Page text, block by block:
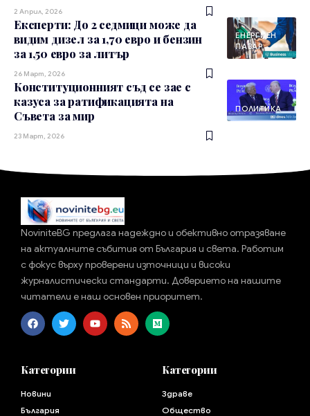
2 Април, 2026
ЕНЕРГИЕН
ПАЗАР
Експерти: До 2 седмици може да
видим дизел за 1,70 евро и бензин
за 1,50 евро за литър
26 Март, 2026
ПОЛИТИКА
Конституционният съд се зае с
казуса за ратификацията на
Съвета за мир
23 Март, 2026
NoviniteBG предлага надеждно и обективно отразяване
на актуалните събития от България и света. Работим
с фокус върху проверени източници и високи
журналистически стандарти. Доверието на нашите
читатели е наш основен приоритет.
Категории
Новини
България
Категории
Здраве
Общество